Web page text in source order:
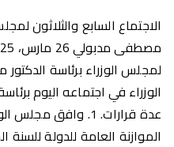
الاجتماع السابع والثلاثون
لمجلس الوزراء برئاسة
الوزراء في اجتماعه اليوم
عدة قرارات. 1. وافق